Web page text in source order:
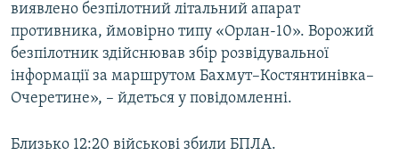
виявлено безпілотний літальний апарат
противника, ймовірно типу «Орлан-10». Ворожий
безпілотник здійснював збір розвідувальної
інформації за маршрутом Бахмут–Костянтинівка–
Очеретине», – йдеться у повідомленні.
Близько 12:20 військові збили БПЛА.